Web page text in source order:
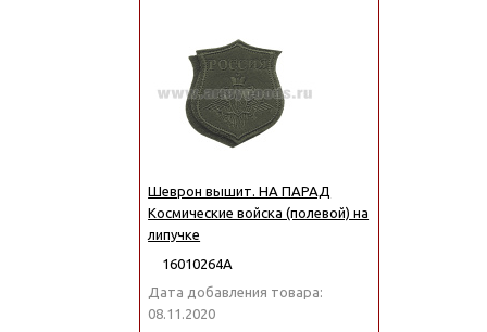
Шеврон вышит. НА ПАРАД
Космические войска (полевой) на
липучке
16010264А
Дата добавления товара:
08.11.2020